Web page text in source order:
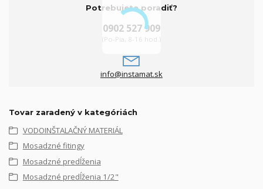
Potrebujete poradiť?
0902 527 909
(Po-Pia, 8-16 hod.)
info@instamat.sk
Tovar zaradený v kategóriách
VODOINŠTALAČNÝ MATERIÁL
Mosadzné fitingy
Mosadzné predĺženia
Mosadzné predĺženia 1/2"